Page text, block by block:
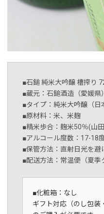
■石鎚 純米大吟醸 槽搾り
■蔵元：石鎚酒造（愛媛県）
■タイプ：純米大吟醸（
■原材料：米、米麹
■精米歩合：麹米50％(山
■アルコール度数：17-18
■保管方法：直射日光を避
■配送方法：常温便（夏季
■化粧箱：なし
ギフト対応（のし包装